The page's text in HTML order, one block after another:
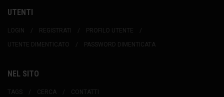
UTENTI
LOGIN REGISTRATI
PROFILO UTENTE
UTENTE DIMENTICATO
PASSWORD DIMENTICATA
NEL SITO
TAGS CERCA CONTATTI